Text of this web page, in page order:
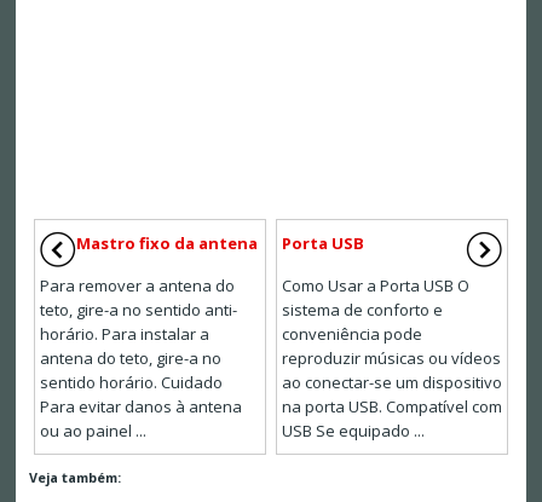
Mastro fixo da antena
Para remover a antena do
teto, gire-a no sentido anti-
horário. Para instalar a
antena do teto, gire-a no
sentido horário. Cuidado
Para evitar danos à antena
ou ao painel ...
Porta USB
Como Usar a Porta USB O
sistema de conforto e
conveniência pode
reproduzir músicas ou vídeos
ao conectar-se um dispositivo
na porta USB. Compatível com
USB Se equipado ...
Veja também: